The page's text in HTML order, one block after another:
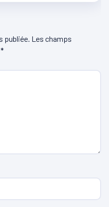
publiée. Les champs
*